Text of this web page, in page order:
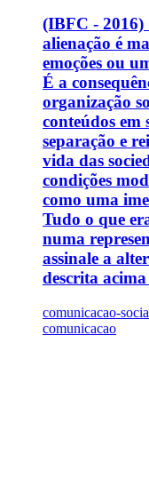
(IBFC - 2016)
alienação é
emoções ou
É a
organização
conteúdos em
separação e
vida das
condições
como uma
Tudo o que
numa
assinale a
descrita
comunicacao-
comunicacao